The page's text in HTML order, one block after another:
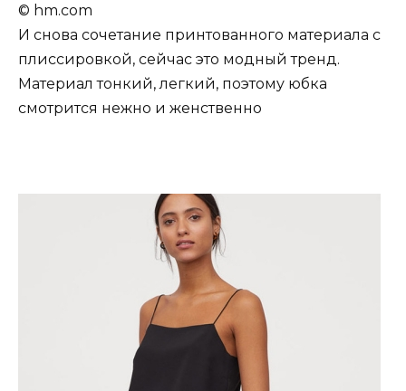
© hm.com
И снова сочетание принтованного материала с
плиссировкой, сейчас это модный тренд.
Материал тонкий, легкий, поэтому юбка
смотрится нежно и женственно